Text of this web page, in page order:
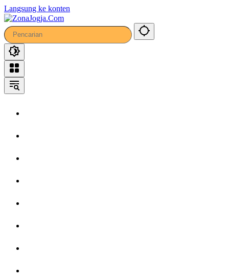
Langsung ke konten